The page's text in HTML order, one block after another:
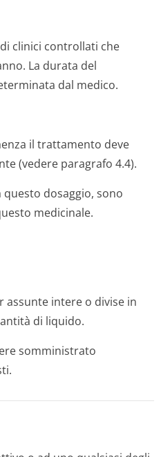
clinici controllati che
La durata del
dal medico.
il trattamento deve
(vedere paragrafo 4.4).
dosaggio, sono
medicinale.
assunte intere o divise in
di liquido.
somministrato